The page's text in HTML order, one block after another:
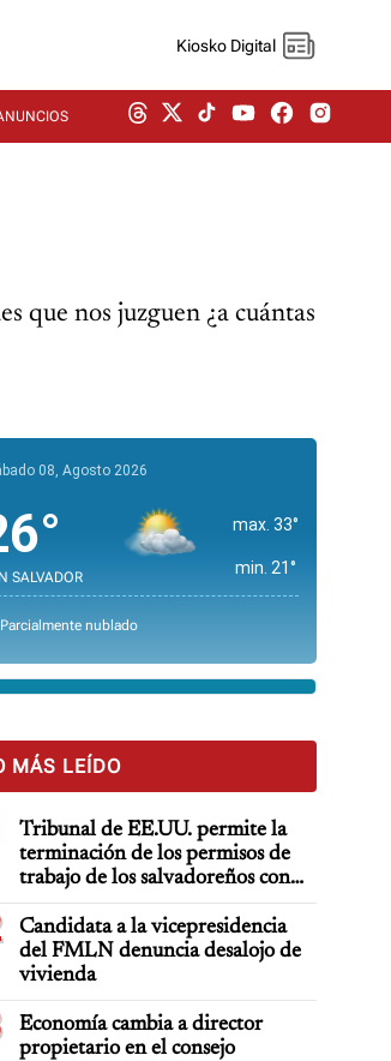
Kiosko Digital
que nos juzguen ¿a cuántas
08, Agosto 2026
SALVADOR
max. 33°
min. 21°
nublado
MÁS LEÍDO
Tribunal de EE.UU. permite la
terminación de los permisos de
trabajo de los salvadoreños con
TPS
Candidata a la vicepresidencia
del FMLN denuncia desalojo de
vivienda
Economía cambia a director
propietario en el consejo